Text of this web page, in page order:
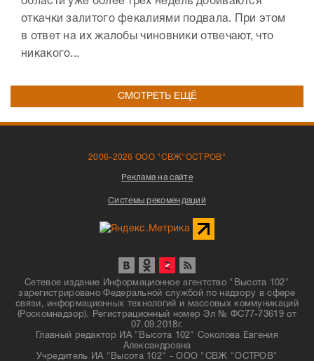
откачки залитого фекалиями подвала. При этом
в ответ на их жалобы чиновники отвечают, что
никакого...
СМОТРЕТЬ ЕЩЁ
2006-2026 ООО "СВЖ"ОСТРОВ"
Реклама на сайте
Системы рекомендаций
Сетевое издание Информационное агентство "Высота 102"
зарегистрировано Федеральной службой по надзору в сфере
связи, информационных технологий и массовых коммуникаций
(Роскомнадзор). Регистрационный номер Эл № ФС77-73619 от
07.09.2018г.
Главный редактор ИА "Высота 102" Соколова Евгения
Александровна
Учредитель ИА "Высота 102" - ООО "СВЖ "ОСТРОВ"